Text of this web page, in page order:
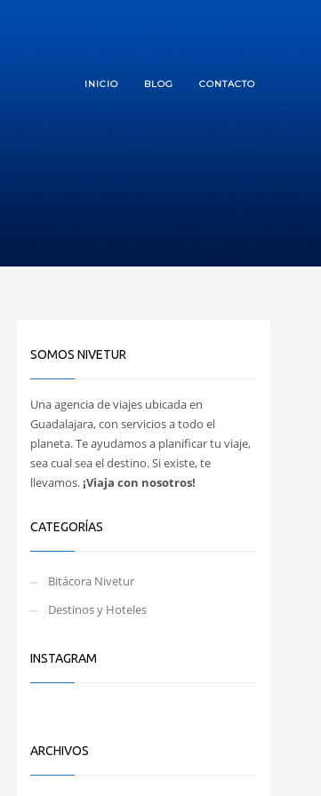
INICIO BLOG CONTACTO
SOMOS NIVETUR
Una agencia de viajes ubicada en
Guadalajara, con servicios a todo el
planeta. Te ayudamos a planificar tu viaje,
sea cual sea el destino. Si existe, te
llevamos.¡Viaja con nosotros!
CATEGORÍAS
Bitácora Nivetur
Destinos y Hoteles
INSTAGRAM
ARCHIVOS